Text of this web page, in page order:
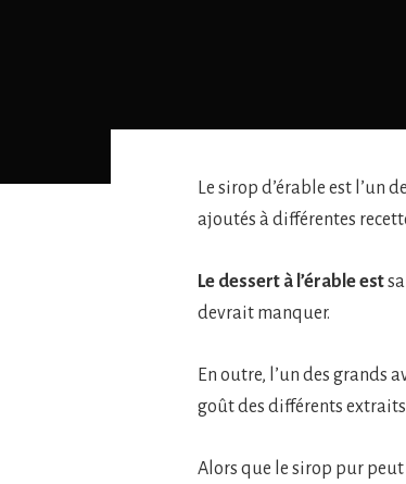
Le sirop d’érable est l’un
ajoutés à différentes
Le dessert à l’érable est
devrait manquer.
En outre, l’un des grands
goût des différents extraits
Alors que le sirop pur